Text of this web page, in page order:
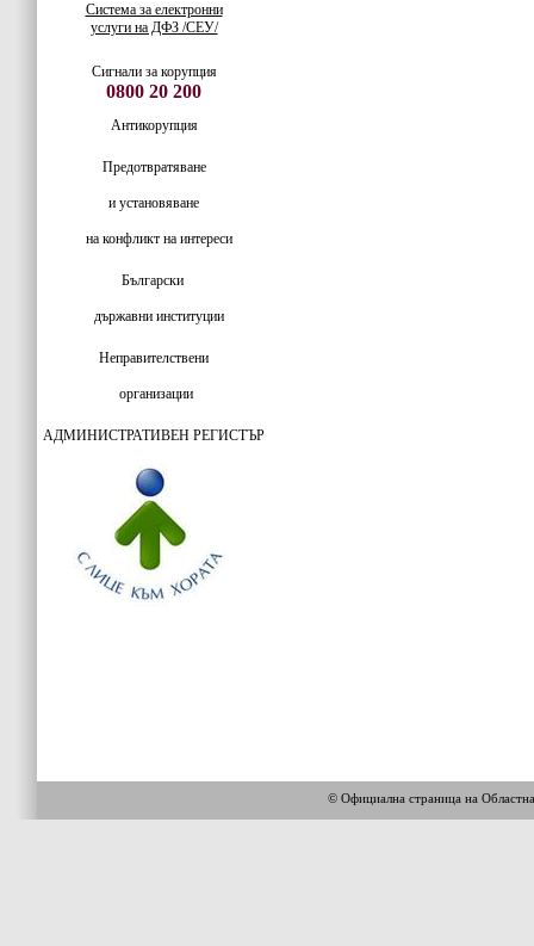
Система за електронни
услуги на ДФЗ /СЕУ/
Сигнали за корупция
0800 20 200
Антикорупция
Предотвратяване
и установяване
на конфликт на интереси
Български
държавни институции
Неправителствени
организации
АДМИНИСТРАТИВЕН РЕГИСТЪР
© Официална страница на